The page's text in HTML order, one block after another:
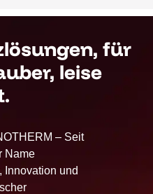
für
leise
– Seit
Name
Innovation und